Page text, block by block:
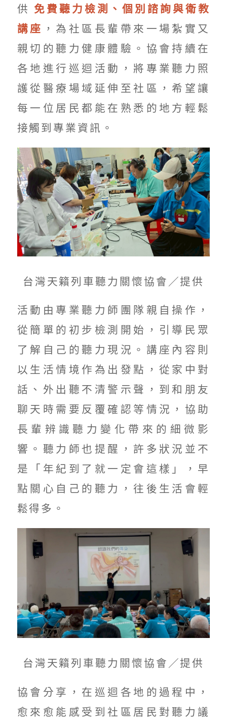
供免費聽力檢測、個別諮詢與衛教
講座 ，為社區長輩帶來一場紮實又
親切的聽力健康體驗。協會持續在
各地進行巡迴活動，將專業聽力照
護從醫療場域延伸至社區，希望讓
每一位居民都能在熟悉的地方輕鬆
接觸到專業資訊。
台灣天籟列車聽力關懷協會／提供
活動由專業聽力師團隊親自操作，
從簡單的初步檢測開始，引導民眾
了解自己的聽力現況。講座內容則
以生活情境作為出發點，從家中對
話、外出聽不清警示聲，到和朋友
聊天時需要反覆確認等情況，協助
長輩辨識聽力變化帶來的細微影
響。聽力師也提醒，許多狀況並不
是「年紀到了就一定會這樣」，早
點關心自己的聽力，往後生活會輕
鬆得多。
台灣天籟列車聽力關懷協會／提供
協會分享，在巡迴各地的過程中，
愈來愈能感受到社區居民對聽力議